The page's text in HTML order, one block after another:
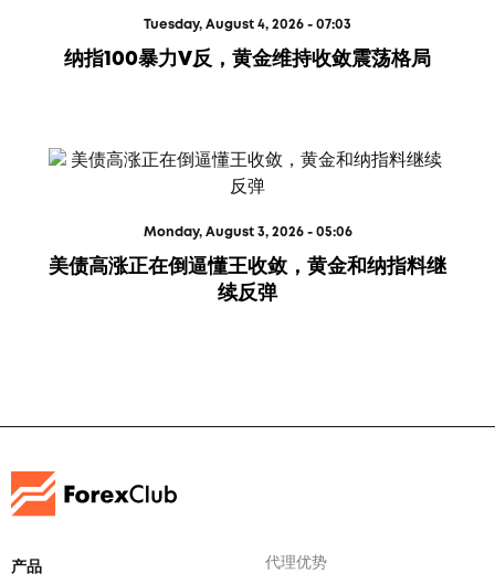
Tuesday, August 4, 2026 - 07:03
纳指100暴力V反，黄金维持收敛震荡格局
Monday, August 3, 2026 - 05:06
美债高涨正在倒逼懂王收敛，黄金和纳指料继
续反弹
产品 代理优势